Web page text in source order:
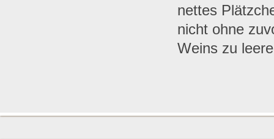
nettes
nicht ohne
Weins zu